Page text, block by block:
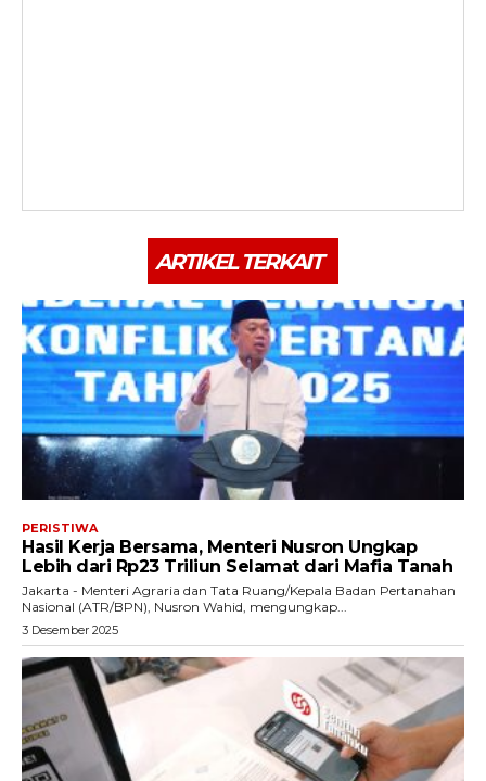
ARTIKEL TERKAIT
PERISTIWA
Hasil Kerja Bersama, Menteri Nusron Ungkap
Lebih dari Rp23 Triliun Selamat dari Mafia Tanah
Jakarta - Menteri Agraria dan Tata Ruang/Kepala Badan Pertanahan
Nasional (ATR/BPN), Nusron Wahid, mengungkap...
3 Desember 2025